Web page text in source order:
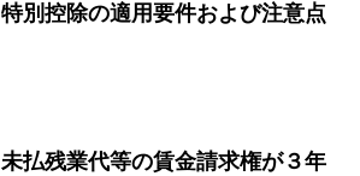
特別控除の適用要件および注意点
未払残業代等の賃金請求権が３年